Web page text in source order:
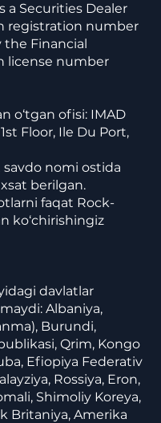
a Securities Dealer
registration number
the Financial
license number
o‘tgan ofisi: IMAD
Floor, Ile Du Port,
savdo nomi ostida
berilgan.
faqat Rock-
ko‘chirishingiz
davlatlar
Albaniya,
Burundi,
Qrim, Kongo
Efiopiya Federativ
Rossiya, Eron,
Shimoliy Koreya,
Britaniya, Amerika